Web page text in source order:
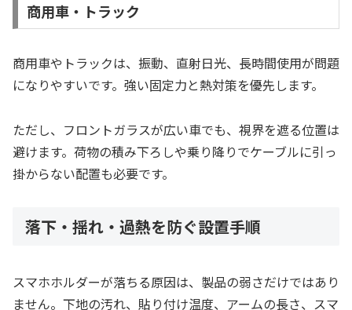
商用車・トラック
商用車やトラックは、振動、直射日光、長時間使用が問題
になりやすいです。強い固定力と熱対策を優先します。
ただし、フロントガラスが広い車でも、視界を遮る位置は
避けます。荷物の積み下ろしや乗り降りでケーブルに引っ
掛からない配置も必要です。
落下・揺れ・過熱を防ぐ設置手順
スマホホルダーが落ちる原因は、製品の弱さだけではあり
ません。下地の汚れ、貼り付け温度、アームの長さ、スマ